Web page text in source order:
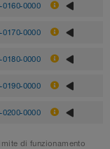
0160-0000
0170-0000
0180-0000
0190-0000
0200-0000
di funzionamento